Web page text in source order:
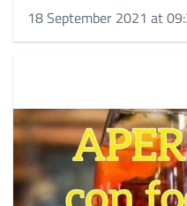
18 September 2021 at